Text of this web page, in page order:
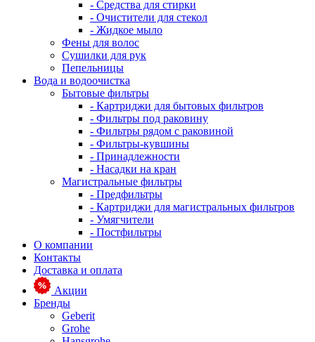
- Средства для стирки
- Очистители для стекол
- Жидкое мыло
Фены для волос
Сушилки для рук
Пепельницы
Вода и водоочистка
Бытовые фильтры
- Картриджи для бытовых фильтров
- Фильтры под раковину
- Фильтры рядом с раковиной
- Фильтры-кувшины
- Принадлежности
- Насадки на кран
Магистральные фильтры
- Предфильтры
- Картриджи для магистральных фильтров
- Умягчители
- Постфильтры
О компании
Контакты
Доставка и оплата
Акции
Бренды
Geberit
Grohe